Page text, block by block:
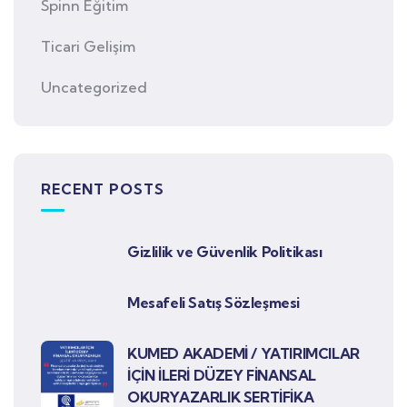
Spinn Eğitim
Ticari Gelişim
Uncategorized
RECENT POSTS
Gizlilik ve Güvenlik Politikası
Mesafeli Satış Sözleşmesi
KUMED AKADEMİ / YATIRIMCILAR
İÇİN İLERİ DÜZEY FİNANSAL
OKURYAZARLIK SERTİFİKA